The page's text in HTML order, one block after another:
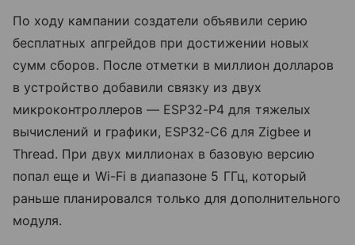
По ходу кампании создатели объявили серию
бесплатных апгрейдов при достижении новых
сумм сборов. После отметки в миллион долларов
в устройство добавили связку из двух
микроконтроллеров — ESP32-P4 для тяжелых
вычислений и графики, ESP32-C6 для Zigbee и
Thread. При двух миллионах в базовую версию
попал еще и Wi-Fi в диапазоне 5 ГГц, который
раньше планировался только для дополнительного
модуля.